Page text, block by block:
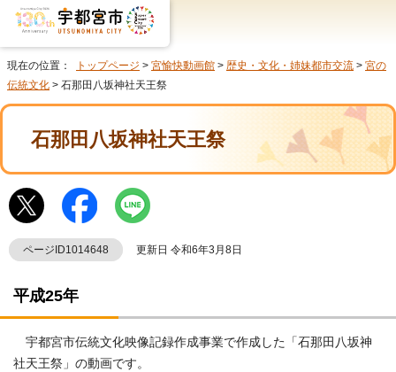
現在の位置： トップページ > 宮愉快動画館 > 歴史・文化・姉妹都市交流 > 宮の
伝統文化 > 石那田八坂神社天王祭
石那田八坂神社天王祭
ページID1014648 更新日 令和6年3月8日
平成25年
宇都宮市伝統文化映像記録作成事業で作成した「石那田八坂神
社天王祭」の動画です。